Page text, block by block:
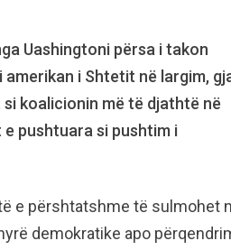
Uashingtoni përsa i takon
i Shtetit në largim,
koalicionin më të djathtë në
pushtuara si pushtim i
e përshtatshme të sulmohet
demokratike apo